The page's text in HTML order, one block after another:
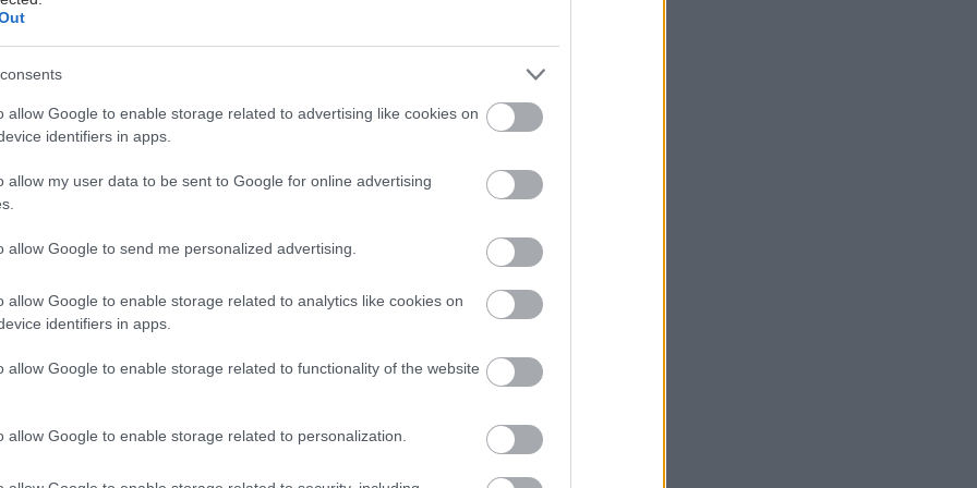
allow Google to enable storage related to advertising like cookies on
identifiers in apps.
allow my user data to be sent to Google for online advertising
allow Google to send me personalized advertising.
allow Google to enable storage related to analytics like cookies on
identifiers in apps.
allow Google to enable storage related to functionality of the website
allow Google to enable storage related to personalization.
λίγο καιρό ήταν παντελώς άγνωστοι. Σήμερα βρίσκουν τα ονόματά
100 ανθρώπων με τη μεγαλύτερη επιρροή παγκοσμίως. Η ετήσια
το περιοδικό Time απαρτίζεται από ετερόκλητα άτομα και
διαδικτυακούς ακτιβιστές και ποπ σταρ έως ονόματα πολύ οικεία
αυτιά, όπως η γερμανίδα καγκελάριος Angela Merkel και ο
Κεντρικής Τράπεζας Jean-Claude Trichet.
ανθρώπους με τη μεγαλύτερη επιρροή στον κόσμο. Είναι
ακτιβιστές, αναμορφωτές και ερευνητές, αρχηγοί κρατών και ηγέτες
Οι ιδέες τους προκαλούν τον διάλογο και τη διαφωνία και μερικές